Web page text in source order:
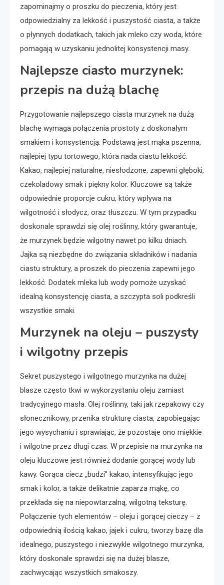
zapominajmy o proszku do pieczenia, który jest
odpowiedzialny za lekkość i puszystość ciasta, a także
o płynnych dodatkach, takich jak mleko czy woda, które
pomagają w uzyskaniu jednolitej konsystencji masy.
Najlepsze ciasto murzynek:
przepis na dużą blachę
Przygotowanie najlepszego ciasta murzynek na dużą
blachę wymaga połączenia prostoty z doskonałym
smakiem i konsystencją. Podstawą jest mąka pszenna,
najlepiej typu tortowego, która nada ciastu lekkość.
Kakao, najlepiej naturalne, niesłodzone, zapewni głęboki,
czekoladowy smak i piękny kolor. Kluczowe są także
odpowiednie proporcje cukru, który wpływa na
wilgotność i słodycz, oraz tłuszczu. W tym przypadku
doskonale sprawdzi się olej roślinny, który gwarantuje,
że murzynek będzie wilgotny nawet po kilku dniach.
Jajka są niezbędne do związania składników i nadania
ciastu struktury, a proszek do pieczenia zapewni jego
lekkość. Dodatek mleka lub wody pomoże uzyskać
idealną konsystencję ciasta, a szczypta soli podkreśli
wszystkie smaki.
Murzynek na oleju – puszysty
i wilgotny przepis
Sekret puszystego i wilgotnego murzynka na dużej
blasze często tkwi w wykorzystaniu oleju zamiast
tradycyjnego masła. Olej roślinny, taki jak rzepakowy czy
słonecznikowy, przenika strukturę ciasta, zapobiegając
jego wysychaniu i sprawiając, że pozostaje ono miękkie
i wilgotne przez długi czas. W przepisie na murzynka na
oleju kluczowe jest również dodanie gorącej wody lub
kawy. Gorąca ciecz „budzi” kakao, intensyfikując jego
smak i kolor, a także delikatnie zaparza mąkę, co
przekłada się na niepowtarzalną, wilgotną teksturę.
Połączenie tych elementów – oleju i gorącej cieczy – z
odpowiednią ilością kakao, jajek i cukru, tworzy bazę dla
idealnego, puszystego i niezwykle wilgotnego murzynka,
który doskonale sprawdzi się na dużej blasze,
zachwycając wszystkich smakoszy.